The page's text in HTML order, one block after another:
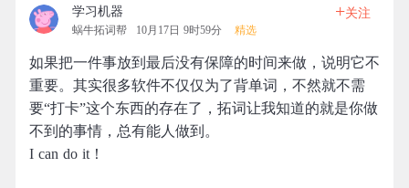
学习机器
蜗牛拓词帮 10月17日 9时59分 精选
+关注
如果把一件事放到最后没有保障的时间来做，说明它不
重要。其实很多软件不仅仅为了背单词，不然就不需
要“打卡”这个东西的存在了，拓词让我知道的就是你做
不到的事情，总有能人做到。
I can do it！